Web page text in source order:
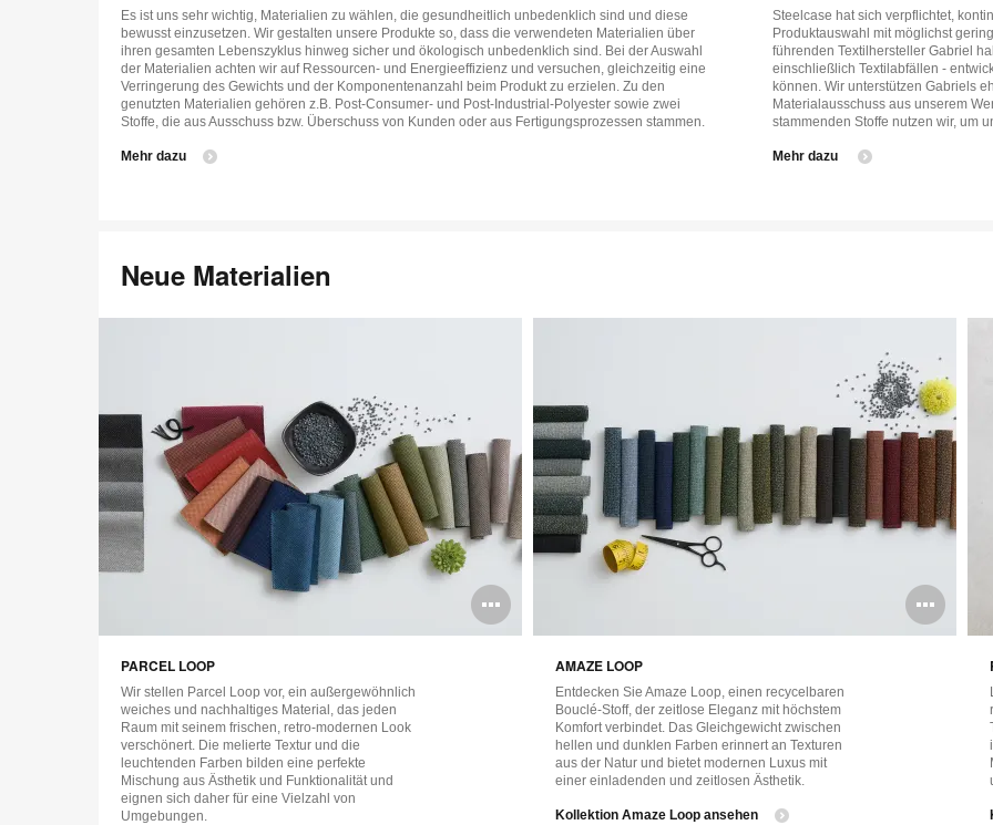
Es ist uns sehr wichtig, Materialien zu wählen, die gesundheitlich unbedenklich sind und diese
bewusst einzusetzen. Wir gestalten unsere Produkte so, dass die verwendeten Materialien über
ihren gesamten Lebenszyklus hinweg sicher und ökologisch unbedenklich sind. Bei der Auswahl
der Materialien achten wir auf Ressourcen- und Energieeffizienz und versuchen, gleichzeitig eine
Verringerung des Gewichts und der Komponentenanzahl beim Produkt zu erzielen. Zu den
genutzten Materialien gehören z.B. Post-Consumer- und Post-Industrial-Polyester sowie zwei
Stoffe, die aus Ausschuss bzw. Überschuss von Kunden oder aus Fertigungsprozessen stammen.
Mehr dazu
Steelcase hat sich verpflichtet,
Produktauswahl mit möglichst
führenden Textilhersteller Gabriel
einschließlich Textilabfällen -
können. Wir unterstützen Gabriels
Materialausschuss aus unserem
stammenden Stoffe nutzen wir, um
Mehr dazu
Neue Materialien
Bildbeschreibung
öffnen
PARCEL LOOP
Wir stellen Parcel Loop vor, ein außergewöhnlich
weiches und nachhaltiges Material, das jeden
Raum mit seinem frischen, retro-modernen Look
verschönert. Die melierte Textur und die
leuchtenden Farben bilden eine perfekte
Mischung aus Ästhetik und Funktionalität und
eignen sich daher für eine Vielzahl von
Umgebungen.
AMAZE LOOP
Entdecken Sie Amaze Loop, einen recycelbaren
Bouclé-Stoff, der zeitlose Eleganz mit höchstem
Komfort verbindet. Das Gleichgewicht zwischen
hellen und dunklen Farben erinnert an Texturen
aus der Natur und bietet modernen Luxus mit
einer einladenden und zeitlosen Ästhetik.
​Kollektion Amaze Loop ansehen